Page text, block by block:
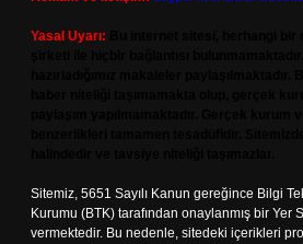
Yasal Uyarı:
Sitemiz, 5651 Sayılı Kanun gereğince Bilgi
Kurumu (BTK) tarafından onaylanmış bir Yer
vermektedir. Bu nedenle, sitedeki içerikleri